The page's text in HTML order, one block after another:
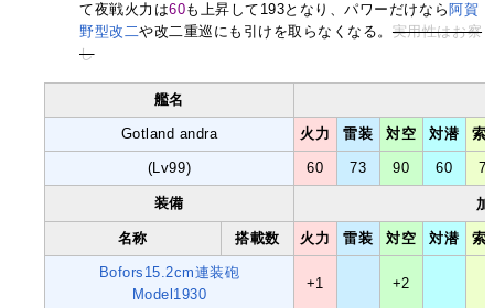
て夜戦火力は60も上昇して193となり、パワーだけなら 阿賀
野型改二や改二重巡にも引けを取らなくなる。 実用性はお察
し
艦名
Gotland andra 火力 雷装 対空 対潜 索
(Lv99) 60 73 90 60
装備
名称 搭載数 火力 雷装 対空 対潜 索
Bofors15.2cm連装砲
Model1930
+1 +2